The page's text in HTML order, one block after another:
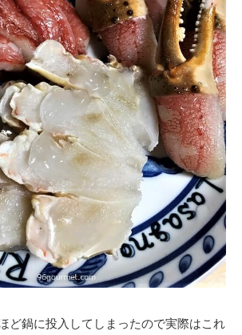
ど鍋に投入してしまったので実際はこれ